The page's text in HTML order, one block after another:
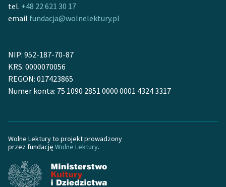
Logotypy
Polityka prywatności
Regulamin biblioteki
Dane fundacji i
Informacja o treściach
wrażliwych
Deklaracja dostępności
tel. +48 22 621 30 17
email fundacja@wolnelektury.pl
NIP: 952-187-70-87
KRS: 0000070056
REGON: 017423865
Numer konta: 75 1090 2851 0000 0001 4324 3317
Wolne Lektury to projekt prowadzony
przez fundację Wolne Lektury.